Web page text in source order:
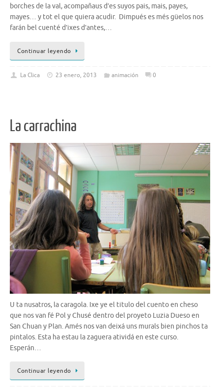
borches de la val, acompañaus d’es suyos pais, mais, payes,
mayes… y tot el que quiera acudir. Dimpués es més güelos nos
farán bel cuenté d’ixes d’antes,…
Continuar leyendo
La Clica 23 enero, 2013 animación 0
La carrachina
U ta nusatros, la caragola. Ixe ye el titulo del cuento en cheso
que nos van fé Pol y Chusé dentro del proyeto Luzia Dueso en
San Chuan y Plan. Amés nos van deixá uns murals bien pinchos ta
pintalos. Esta ha estau la zaguera atividá en este curso.
Esperán…
Continuar leyendo